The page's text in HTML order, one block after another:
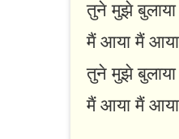
तुने मुझे बुलाया
मैं आया मैं आया
तुने मुझे बुलाया
मैं आया मैं आया